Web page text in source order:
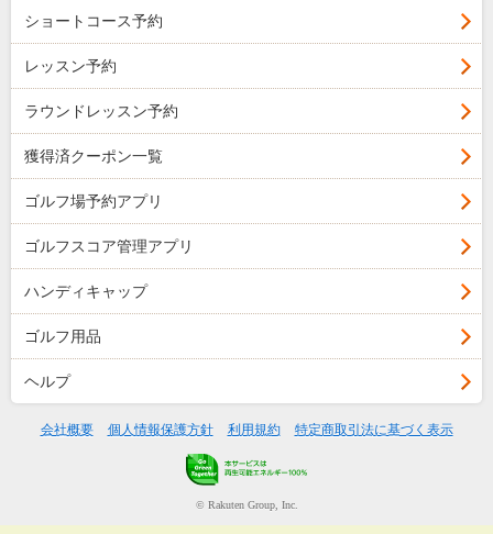
ショートコース予約
レッスン予約
ラウンドレッスン予約
獲得済クーポン一覧
ゴルフ場予約アプリ
ゴルフスコア管理アプリ
ハンディキャップ
ゴルフ用品
ヘルプ
会社概要 個人情報保護方針 利用規約 特定商取引法に基づく表示
© Rakuten Group, Inc.